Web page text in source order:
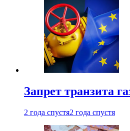
Запрет транзита
2 года спустя2 года спустя